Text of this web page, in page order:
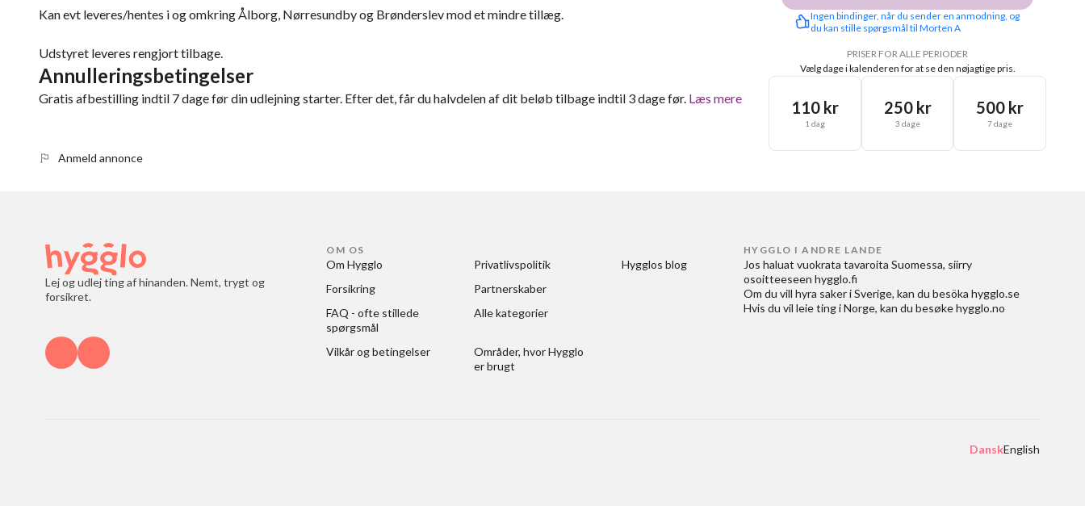
Kan evt leveres/hentes i og omkring Ålborg, Nørresundby og Brønderslev mod et mindre tillæg.
Udstyret leveres rengjort tilbage.
Annulleringsbetingelser
Gratis afbestilling indtil 7 dage før din udlejning starter. Efter det, får du halvdelen af dit beløb tilbage indtil 3 dage før. Læs mere
Ingen bindinger, når du sender en anmodning, og
du kan stille spørgsmål til Morten A
PRISER FOR ALLE PERIODER
Vælg dage i kalenderen for at se den nøjagtige pris.
110 kr
1 dag
250 kr
3 dage
500 kr
7 dage
Anmeld annonce
Lej og udlej ting af hinanden. Nemt, trygt og
forsikret.
OM OS
Om Hygglo
Forsikring
FAQ - ofte stillede
spørgsmål
Vilkår og betingelser
Privatlivspolitik
Partnerskaber
Alle kategorier
Områder, hvor Hygglo
er brugt
Hygglos blog
HYGGLO I ANDRE LANDE
Jos haluat vuokrata tavaroita Suomessa, siirry
osoitteeseen hygglo.fi
Om du vill hyra saker i Sverige, kan du besöka hygglo.se
Hvis du vil leie ting i Norge, kan du besøke hygglo.no
DanskEnglish